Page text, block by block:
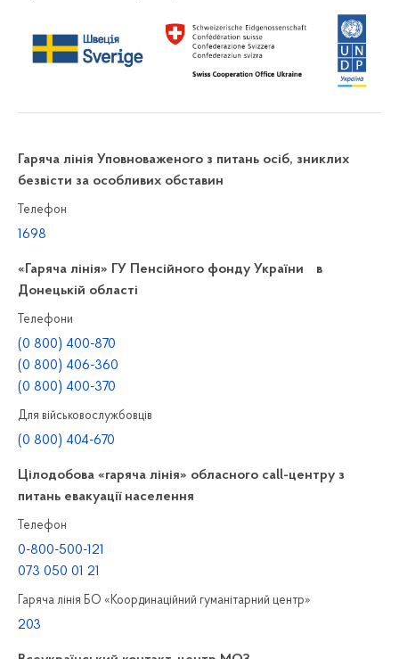
Гаряча лінія Уповноваженого з питань осіб, зниклих
безвісти за особливих обставин
Телефон
1698
«Гаряча лінія» ГУ Пенсійного фонду України в
Донецькій області
Телефони
(0 800) 400-870
(0 800) 406-360
(0 800) 400-370
Для військовослужбовців
(0 800) 404-670
Цілодобова «гаряча лінія» обласного call-центру з
питань евакуації населення
Телефон
0-800-500-121
073 050 01 21
Гаряча лінія БО «Координаційний гуманітарний центр»
203